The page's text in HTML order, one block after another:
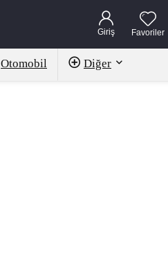
Giriş Favoriler
Otomobil Diğer